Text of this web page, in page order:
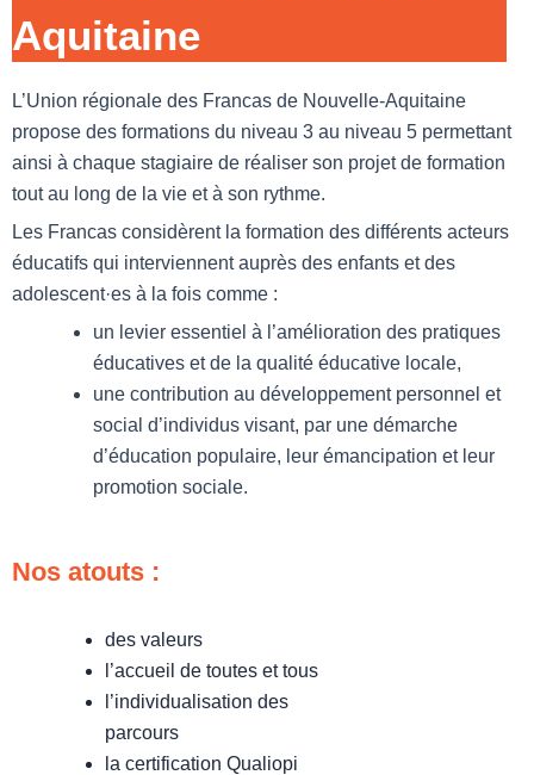
Aquitaine
L’Union régionale des Francas de Nouvelle-Aquitaine
propose des formations du niveau 3 au niveau 5 permettant
ainsi à chaque stagiaire de réaliser son projet de formation
tout au long de la vie et à son rythme.
Les Francas considèrent la formation des différents acteurs
éducatifs qui interviennent auprès des enfants et des
adolescent·es à la fois comme :
un levier essentiel à l’amélioration des pratiques
éducatives et de la qualité éducative locale,
une contribution au développement personnel et
social d’individus visant, par une démarche
d’éducation populaire, leur émancipation et leur
promotion sociale.
Nos atouts :
des valeurs
l’accueil de toutes et tous
l’individualisation des
parcours
la certification Qualiopi